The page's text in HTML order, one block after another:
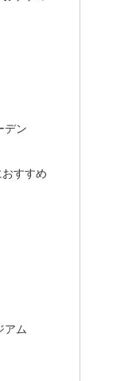
デン
すすめ
アム